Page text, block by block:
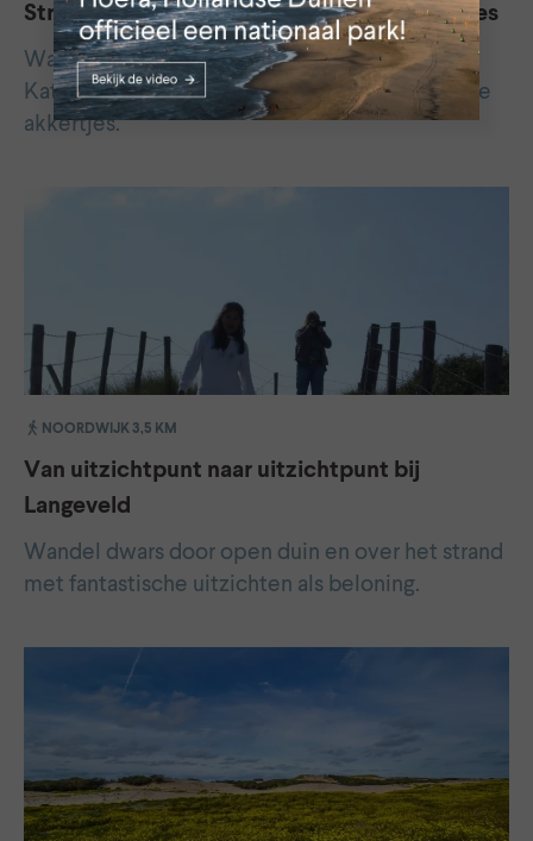
Struinen door duinen en langs oude akkertjes
Wandelroute door de duinen ten zuiden van
Katwijk. Afwisselend tussen open duin en oude
akkertjes.
NOORDWIJK 3,5 KM
Van uitzichtpunt naar uitzichtpunt bij
Langeveld
Wandel dwars door open duin en over het strand
met fantastische uitzichten als beloning.